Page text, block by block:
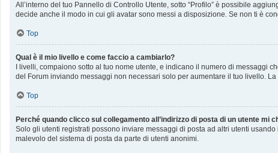
All’interno del tuo Pannello di Controllo Utente, sotto “Profilo” è possibile
decide anche il modo in cui gli avatar sono messi a disposizione. Se non ti è
Top
Qual è il mio livello e come faccio a cambiarlo?
I livelli, compaiono sotto al tuo nome utente, e indicano il numero di messaggi
del Forum inviando messaggi non necessari solo per aumentare il tuo livello.
Top
Perché quando clicco sul collegamento all’indirizzo di posta di un utente mi
Solo gli utenti registrati possono inviare messaggi di posta ad altri utenti
malevolo del sistema di posta da parte di utenti anonimi.